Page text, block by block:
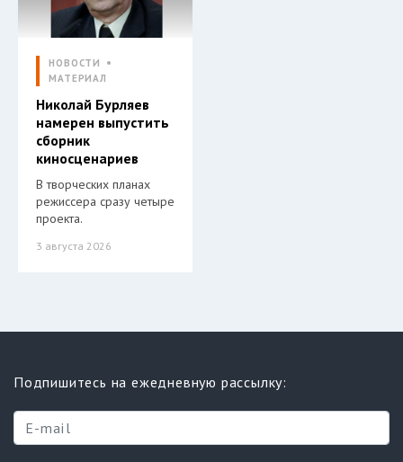
НОВОСТИ
МАТЕРИАЛ
Николай Бурляев
намерен выпустить
сборник
киносценариев
В творческих планах
режиссера сразу четыре
проекта.
3 августа 2026
Подпишитесь на ежедневную рассылку: